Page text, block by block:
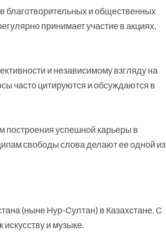
благотворительных и общественных
принимает участие в акциях,
и независимому взгляду на
часто цитируются и обсуждаются в
успешной карьеры в
свободы слова делают ее одной из
(ныне Нур-Султан) в Казахстане. С
и музыке.